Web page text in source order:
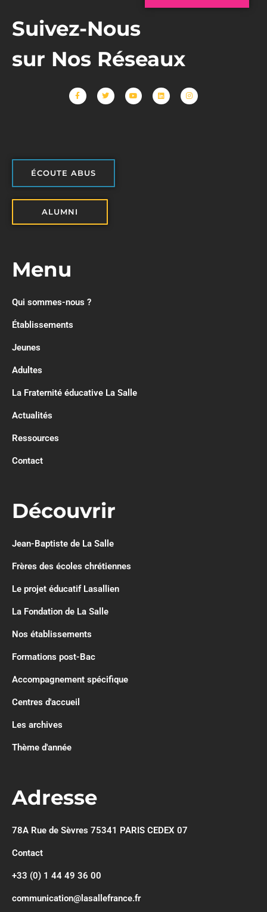
Suivez-Nous
sur Nos Réseaux
ÉCOUTE ABUS
ALUMNI
Menu
Qui sommes-nous ?
Établissements
Jeunes
Adultes
La Fraternité éducative La Salle
Actualités
Ressources
Contact
Découvrir
Jean-Baptiste de La Salle
Frères des écoles chrétiennes
Le projet éducatif Lasallien
La Fondation de La Salle
Nos établissements
Formations post-Bac
Accompagnement spécifique
Centres d'accueil
Les archives
Thème d'année
Adresse
78A Rue de Sèvres 75341 PARIS CEDEX 07
Contact
+33 (0) 1 44 49 36 00
communication@lasallefrance.fr